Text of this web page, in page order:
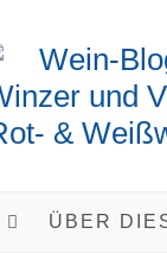
ÜBER